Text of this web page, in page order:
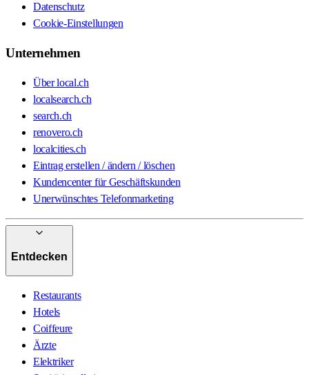
Datenschutz
Cookie-Einstellungen
Unternehmen
Über local.ch
localsearch.ch
search.ch
renovero.ch
localcities.ch
Eintrag erstellen / ändern / löschen
Kundencenter für Geschäftskunden
Unerwünschtes Telefonmarketing
Entdecken
Restaurants
Hotels
Coiffeure
Ärzte
Elektriker